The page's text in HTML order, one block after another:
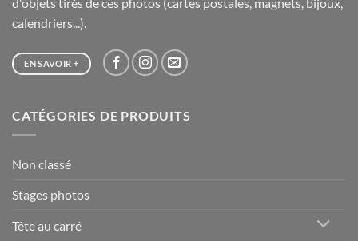
d'objets tirés de ces photos (cartes postales, magnets, bijoux,
calendriers...).
EN SAVOIR +
CATÉGORIES DE PRODUITS
Non classé
Stages photos
Tête au carré